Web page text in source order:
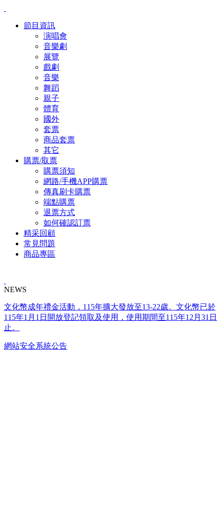
節目資訊
演唱會
音樂劇
展覽
戲劇
音樂
舞蹈
親子
體育
國外
套票
商品套票
其它
購票/取票
購票須知
網路/手機APP購票
傳真刷卡購票
端點購票
退票方式
如何確認訂票
精采回顧
常見問題
商品專區
NEWS
文化幣成年禮金活動，115年擴大發放至13-22歲。文化幣已於
115年1月1日開放登記領取及使用，使用期間至115年12月31日
止。
網站安全系統公告